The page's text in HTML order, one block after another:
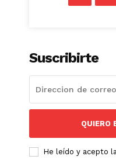
Suscribirte
QUIERO
He leído y acepto